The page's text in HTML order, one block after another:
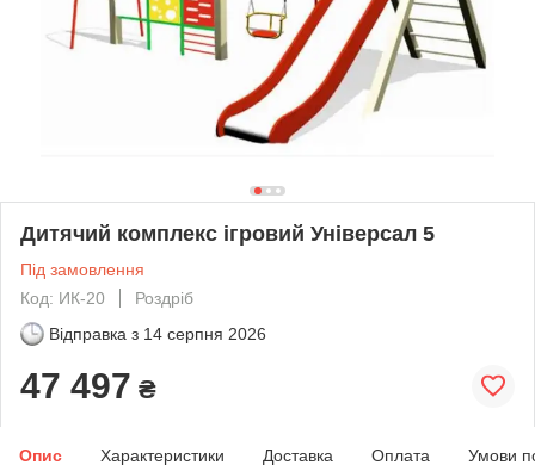
Дитячий комплекс ігровий Універсал 5
Під замовлення
Код: ИК-20
Роздріб
Відправка з 14 серпня 2026
47 497 ₴
Опис Характеристики Доставка Оплата Умови